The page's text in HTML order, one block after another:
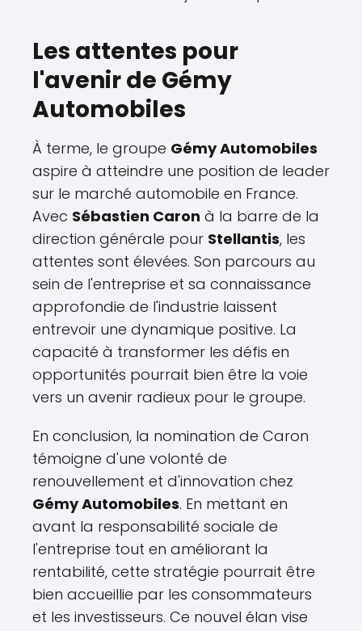
Les attentes pour
l'avenir de Gémy
Automobiles
À terme, le groupe Gémy Automobiles
aspire à atteindre une position de leader
sur le marché automobile en France.
Avec Sébastien Caron à la barre de la
direction générale pour Stellantis, les
attentes sont élevées. Son parcours au
sein de l'entreprise et sa connaissance
approfondie de l'industrie laissent
entrevoir une dynamique positive. La
capacité à transformer les défis en
opportunités pourrait bien être la voie
vers un avenir radieux pour le groupe.
En conclusion, la nomination de Caron
témoigne d'une volonté de
renouvellement et d'innovation chez
Gémy Automobiles. En mettant en
avant la responsabilité sociale de
l'entreprise tout en améliorant la
rentabilité, cette stratégie pourrait être
bien accueillie par les consommateurs
et les investisseurs. Ce nouvel élan vise